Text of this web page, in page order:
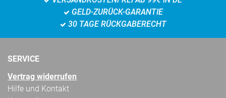
GELD-ZURÜCK-GARANTIE
30 TAGE RÜCKGABERECHT
SERVICE
Vertrag widerrufen
Hilfe und Kontakt